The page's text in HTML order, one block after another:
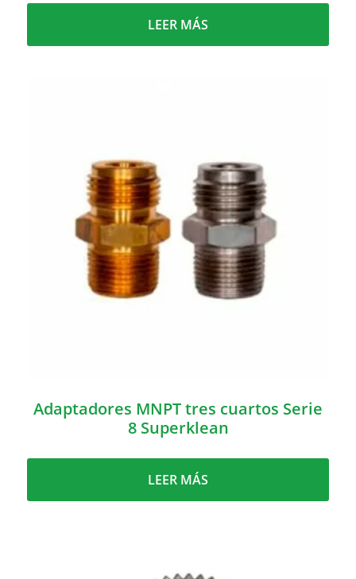
LEER MÁS
Adaptadores MNPT tres cuartos Serie
8 Superklean
LEER MÁS